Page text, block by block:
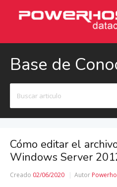
Base de
Cómo editar el
Windows Server
Creado 02/06/2020 Autor